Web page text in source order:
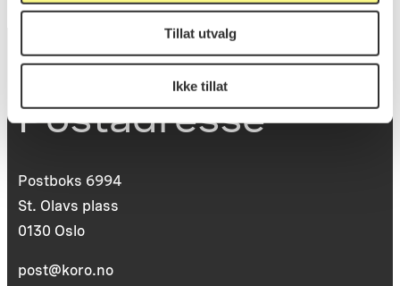
Tillat utvalg
Ikke tillat
Postadresse
Postboks 6994
St. Olavs plass
0130 Oslo
post@koro.no